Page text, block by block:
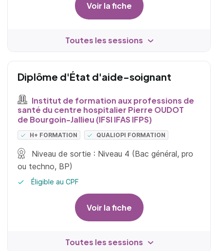
Voir la fiche
Toutes les sessions
Diplôme d'État d'aide-soignant
Institut de formation aux professions de
santé du centre hospitalier Pierre OUDOT
de Bourgoin-Jallieu (IFSI IFAS IFPS)
H+ FORMATION QUALIOPI FORMATION
Niveau de sortie : Niveau 4 (Bac général, pro
ou techno, BP)
Éligible au CPF
Voir la fiche
Toutes les sessions